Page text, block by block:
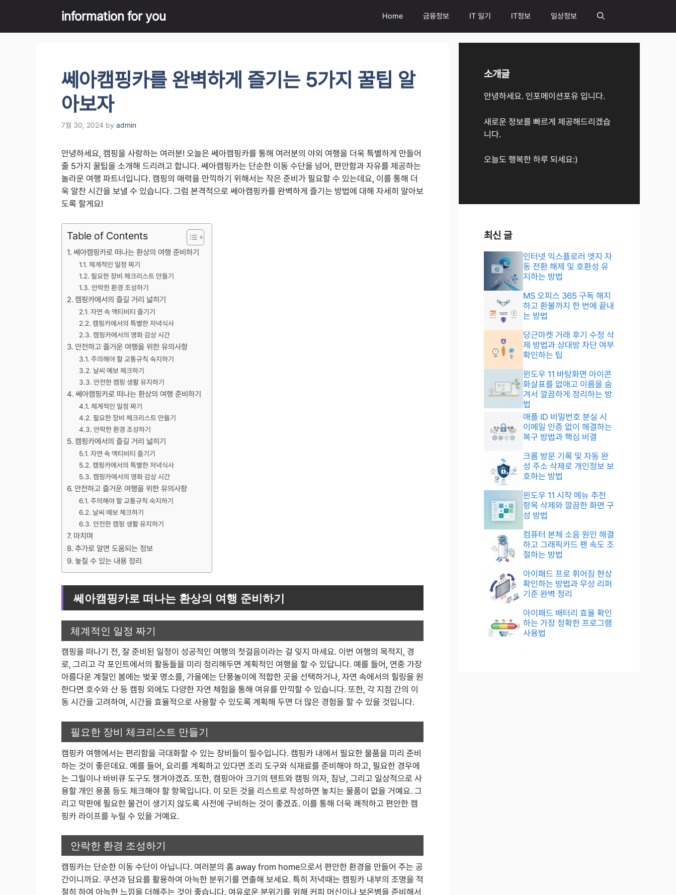
content
information for you Home 금융정보 IT 일기 IT정보 일상정보
쎄아캠핑카를 완벽하게 즐기는 5가지 꿀팁 알
아보자
7월 30, 2024 by admin
안녕하세요, 캠핑을 사랑하는 여러분! 오늘은 쎄아캠핑카를 통해 여러분의 야외 여행을 더욱 특별하게 만들어
줄 5가지 꿀팁을 소개해 드리려고 합니다. 쎄아캠핑카는 단순한 이동 수단을 넘어, 편안함과 자유를 제공하는
놀라운 여행 파트너입니다. 캠핑의 매력을 만끽하기 위해서는 작은 준비가 필요할 수 있는데요, 이를 통해 더
욱 알찬 시간을 보낼 수 있습니다. 그럼 본격적으로 쎄아캠핑카를 완벽하게 즐기는 방법에 대해 자세히 알아보
도록 할게요!
Table of Contents
쎄아캠핑카로 떠나는 환상의 여행 준비하기
체계적인 일정 짜기
필요한 장비 체크리스트 만들기
안락한 환경 조성하기
캠핑카에서의 즐길 거리 넓히기
자연 속 액티비티 즐기기
캠핑카에서의 특별한 저녁식사
캠핑카에서의 영화 감상 시간
안전하고 즐거운 여행을 위한 유의사항
주의해야 할 교통규칙 숙지하기
날씨 예보 체크하기
안전한 캠핑 생활 유지하기
쎄아캠핑카로 떠나는 환상의 여행 준비하기
체계적인 일정 짜기
필요한 장비 체크리스트 만들기
안락한 환경 조성하기
캠핑카에서의 즐길 거리 넓히기
자연 속 액티비티 즐기기
캠핑카에서의 특별한 저녁식사
캠핑카에서의 영화 감상 시간
안전하고 즐거운 여행을 위한 유의사항
주의해야 할 교통규칙 숙지하기
날씨 예보 체크하기
안전한 캠핑 생활 유지하기
마치며
추가로 알면 도움되는 정보
놓칠 수 있는 내용 정리
쎄아캠핑카로 떠나는 환상의 여행 준비하기
체계적인 일정 짜기
캠핑을 떠나기 전, 잘 준비된 일정이 성공적인 여행의 첫걸음이라는 걸 잊지 마세요. 이번 여행의 목적지, 경
로, 그리고 각 포인트에서의 활동들을 미리 정리해두면 계획적인 여행을 할 수 있답니다. 예를 들어, 연중 가장
아름다운 계절인 봄에는 벚꽃 명소를, 가을에는 단풍놀이에 적합한 곳을 선택하거나, 자연 속에서의 힐링을 원
한다면 호수와 산 등 캠핑 외에도 다양한 자연 체험을 통해 여유를 만끽할 수 있습니다. 또한, 각 지점 간의 이
동 시간을 고려하여, 시간을 효율적으로 사용할 수 있도록 계획해 두면 더 많은 경험을 할 수 있을 것입니다.
필요한 장비 체크리스트 만들기
캠핑카 여행에서는 편리함을 극대화할 수 있는 장비들이 필수입니다. 캠핑카 내에서 필요한 물품을 미리 준비
하는 것이 좋은데요. 예를 들어, 요리를 계획하고 있다면 조리 도구와 식재료를 준비해야 하고, 필요한 경우에
는 그릴이나 바비큐 도구도 챙겨야겠죠. 또한, 캠핑아아 크기의 텐트와 캠핑 의자, 침낭, 그리고 일상적으로 사
용할 개인 용품 등도 체크해야 할 항목입니다. 이 모든 것을 리스트로 작성하면 놓치는 물품이 없을 거예요. 그
리고 막판에 필요한 물건이 생기지 않도록 사전에 구비하는 것이 좋겠죠. 이를 통해 더욱 쾌적하고 편안한 캠
핑카 라이프를 누릴 수 있을 거예요.
안락한 환경 조성하기
캠핑카는 단순한 이동 수단이 아닙니다. 여러분의 홈 away from home으로서 편안한 환경을 만들어 주는 공
간이니까요. 쿠션과 담요를 활용하여 아늑한 분위기를 연출해 보세요. 특히 저녁때는 캠핑카 내부의 조명을 적
절히 하여 아늑한 느낌을 더해주는 것이 좋습니다. 여유로운 분위기를 위해 커피 머신이나 보온병을 준비해서
소개글
안녕하세요. 인포메이션포유 입니다.
새로운 정보를 빠르게 제공해드리겠습
니다.
오늘도 행복한 하루 되세요:)
최신 글
인터넷 익스플로러 엣지 자
동 전환 해제 및 호환성 유
지하는 방법
MS 오피스 365 구독 해지
하고 환불까지 한 번에 끝내
는 방법
당근마켓 거래 후기 수정 삭
제 방법과 상대방 차단 여부
확인하는 팁
윈도우 11 바탕화면 아이콘
화살표를 없애고 이름을 숨
겨서 깔끔하게 정리하는 방
법
애플 ID 비밀번호 분실 시
이메일 인증 없이 해결하는
복구 방법과 핵심 비결
크롬 방문 기록 및 자동 완
성 주소 삭제로 개인정보 보
호하는 방법
윈도우 11 시작 메뉴 추천
항목 삭제와 깔끔한 화면 구
성 방법
컴퓨터 본체 소음 원인 해결
하고 그래픽카드 팬 속도 조
절하는 방법
아이패드 프로 휘어짐 현상
확인하는 방법과 무상 리퍼
기준 완벽 정리
아이패드 배터리 효율 확인
하는 가장 정확한 프로그램
사용법